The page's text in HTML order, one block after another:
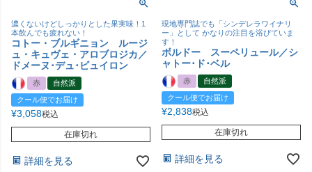
濃くないけどしっかりとした果実味！1
本飲んでも疲れない！
コトー・ブルギニョン ルージ
ュ・キュヴェ・アロブロジカ／
ドメーヌ･デュ･ビュイロン
赤
自然派
クール便でお届け
¥3,058税込
在庫切れ
詳細を見る
現地専門誌でも「シンデレラワイナリ
ー」として かなりの注目を浴びていま
す！
ボルドー スーペリュール／シ
ャトー･ド･ベル
赤
自然派
クール便でお届け
¥2,838税込
在庫切れ
詳細を見る